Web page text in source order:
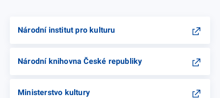
Národní institut pro kulturu
Národní knihovna České republiky
Ministerstvo kultury